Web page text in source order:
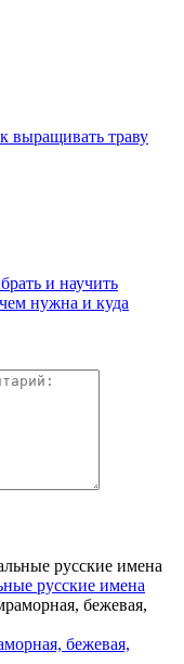
выращивать траву
и научить
нужна и куда
русские имена
бежевая,